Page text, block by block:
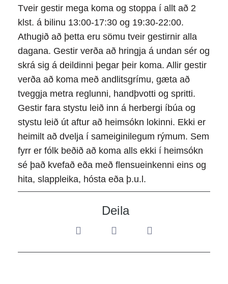
Tveir gestir mega koma og stoppa í allt að 2
klst. á bilinu 13:00-17:30 og 19:30-22:00.
Athugið að þetta eru sömu tveir gestirnir alla
dagana. Gestir verða að hringja á undan sér og
skrá sig á deildinni þegar þeir koma. Allir gestir
verða að koma með andlitsgrímu, gæta að
tveggja metra reglunni, handþvotti og spritti.
Gestir fara stystu leið inn á herbergi íbúa og
stystu leið út aftur að heimsókn lokinni. Ekki er
heimilt að dvelja í sameiginilegum rýmum. Sem
fyrr er fólk beðið að koma alls ekki í heimsókn
sé það kvefað eða með flensueinkenni eins og
hita, slappleika, hósta eða þ.u.l.
Deila